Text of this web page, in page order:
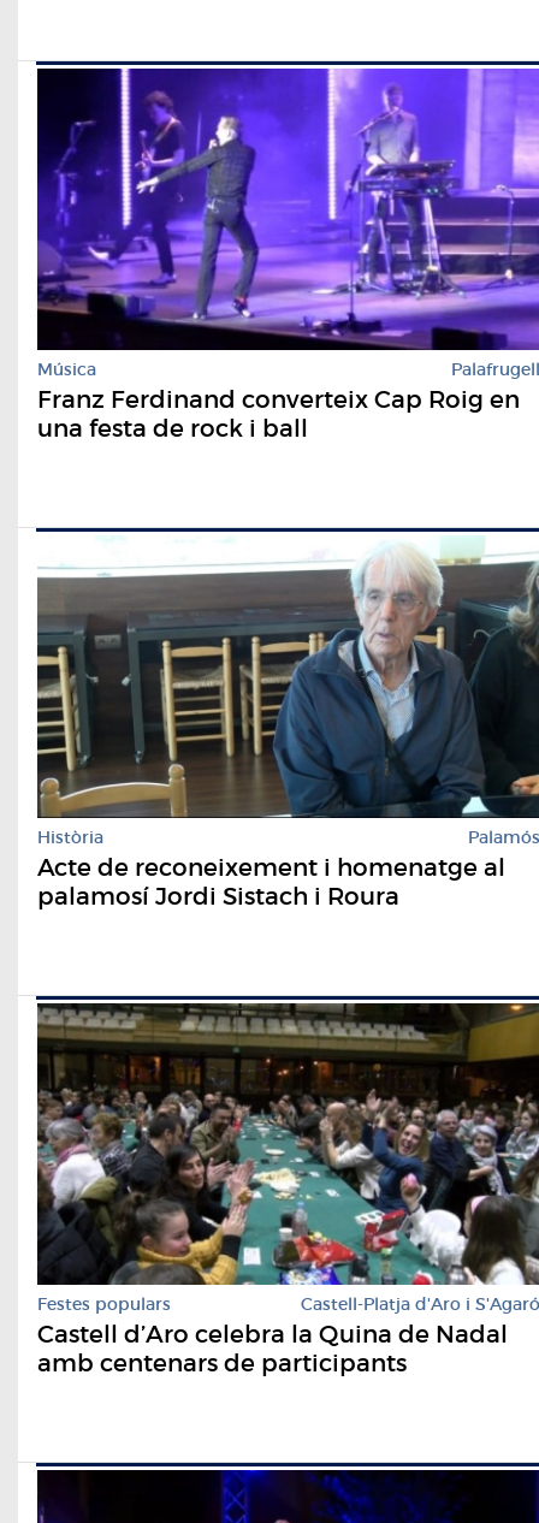
Música Palafrugell
Franz Ferdinand converteix Cap Roig en
una festa de rock i ball
Història Palamós
Acte de reconeixement i homenatge al
palamosí Jordi Sistach i Roura
Festes populars Castell-Platja d'Aro i S'Agaró
Castell d’Aro celebra la Quina de Nadal
amb centenars de participants